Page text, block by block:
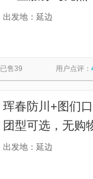
总社发团，可选
出发地：延边
已售39 用户点评：
珲春防川+图们
团型可选，无购
出发地：延边